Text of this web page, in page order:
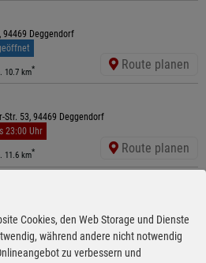
94469 Deggendorf
10.7 km* Route planen
Str. 53, 94469 Deggendorf
23:00 Uhr
11.6 km* Route planen
Str. 61, 94447 Plattling
22:00 Uhr
kürzeste Anfahrt
6.8 km* Route planen
Cookies, den Web Storage und Dienste
während andere nicht notwendig
zu verbessern und